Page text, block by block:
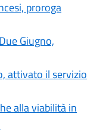
proroga
Giugno,
attivato il servizio
alla viabilità in